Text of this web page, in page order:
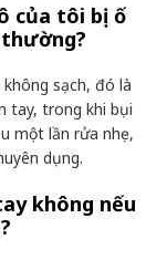
của tôi bị ố
sạch, đó là
tay, trong khi bụi
một lần rửa nhẹ,
dụng.
không nếu